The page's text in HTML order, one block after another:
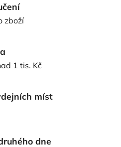
zboží
1 tis. Kč
míst
dne